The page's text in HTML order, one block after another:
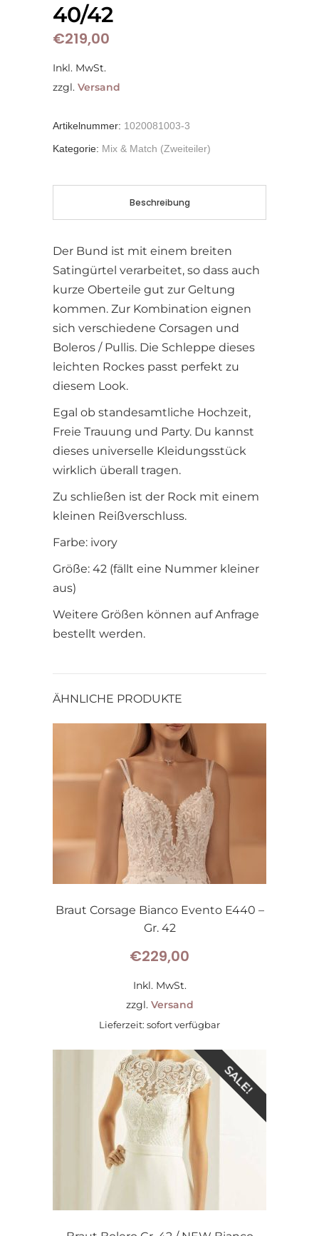
40/42
€219,00
Inkl. MwSt.
zzgl. Versand
Artikelnummer: 1020081003-3
Kategorie: Mix & Match (Zweiteiler)
Beschreibung
Der Bund ist mit einem breiten
Satingürtel verarbeitet, so dass auch
kurze Oberteile gut zur Geltung
kommen. Zur Kombination eignen
sich verschiedene Corsagen und
Boleros / Pullis. Die Schleppe dieses
leichten Rockes passt perfekt zu
diesem Look.
Egal ob standesamtliche Hochzeit,
Freie Trauung und Party. Du kannst
dieses universelle Kleidungsstück
wirklich überall tragen.
Zu schließen ist der Rock mit einem
kleinen Reißverschluss.
Farbe: ivory
Größe: 42 (fällt eine Nummer kleiner
aus)
Weitere Größen können auf Anfrage
bestellt werden.
ÄHNLICHE PRODUKTE
Braut Corsage Bianco Evento E440 –
Gr. 42
€229,00
Inkl. MwSt.
zzgl. Versand
Lieferzeit: sofort verfügbar
SALE!